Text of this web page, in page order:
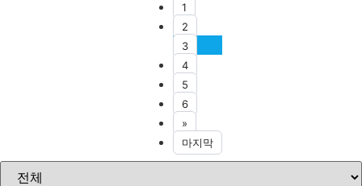
1
2
3
4
5
6
»
마지막